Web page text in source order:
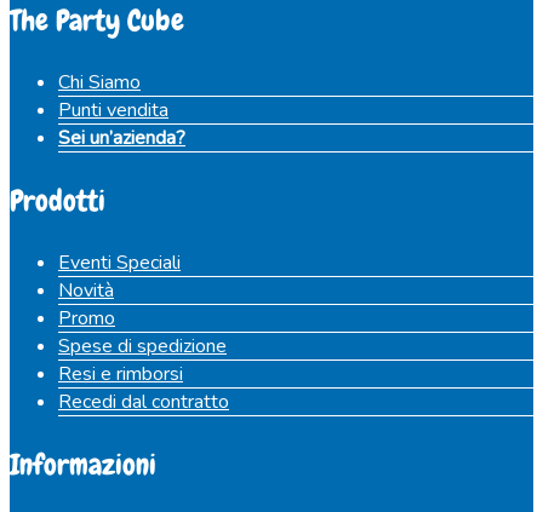
The Party Cube
Chi Siamo
Punti vendita
Sei un’azienda?
Prodotti
Eventi Speciali
Novità
Promo
Spese di spedizione
Resi e rimborsi
Recedi dal contratto
Informazioni